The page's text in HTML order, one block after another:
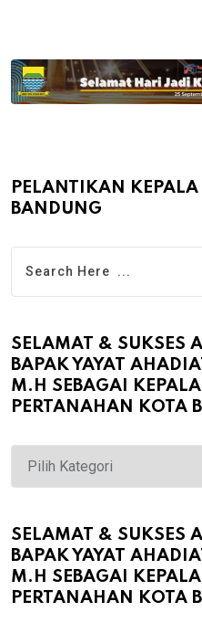
PELANTIKAN
BANDUNG
SELAMAT & SUKSES
BAPAK YAYAT
M.H SEBAGAI
PERTANAHAN KOTA
atas
Dilantiknya
Bapak
SELAMAT & SUKSES
BAPAK YAYAT
M.H SEBAGAI
PERTANAHAN KOTA